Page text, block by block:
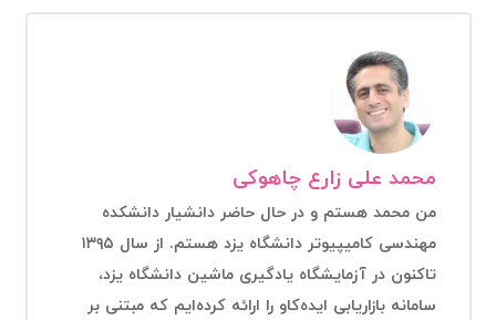
محمد علی زارع چاهوکی
من محمد هستم و در حال حاضر دانشیار دانشکده
مهندسی کامیپیوتر دانشگاه یزد هستم. از سال ۱۳۹۵
تاکنون در آزمایشگاه یادگیری ماشین دانشگاه یزد،
سامانه بازاریابی ایده‌کاو را ارائه کرده‌ایم که مبتنی بر